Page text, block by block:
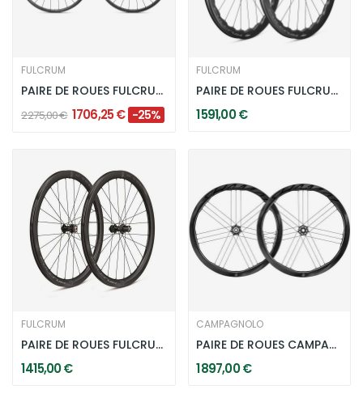
FULCRUM
PAIRE DE ROUES FULCRUM SPEED 25 DISC
2 275,00 € 1 706,25 € -25%
FULCRUM
PAIRE DE ROUES FULCRUM SONIQ 42 DISC
1 591,00 €
FULCRUM
PAIRE DE ROUES FULCRUM WIND 42 DISC
1 415,00 €
CAMPAGNOLO
PAIRE DE ROUES CAMPAGNOLO SHAMAL CARBON DISC...
1 897,00 €